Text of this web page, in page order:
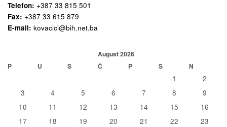
Telefon: +387 33 815 501
Fax: +387 33 615 879
E-mail: kovacici@bih.net.ba
August 2026
P
U S Č P S N
1
2
3
4 5 6 7 8
9
10
11 12 13 14 15
16
17
18 19 20 21 22
23